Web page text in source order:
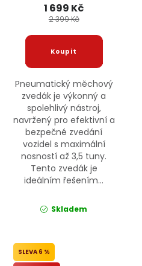
1 699 Kč
2 399 Kč
Pneumatický měchový
zvedák je výkonný a
spolehlivý nástroj,
navržený pro efektivní a
bezpečné zvedání
vozidel s maximální
nosností až 3,5 tuny.
Tento zvedák je
ideálním řešením...
Skladem
6 %